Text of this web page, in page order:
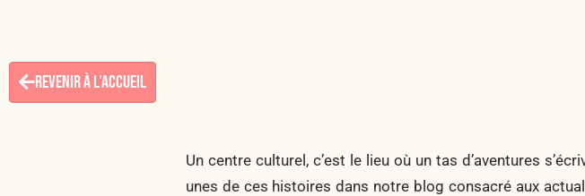
REVENIR À L'ACCUEIL
Un centre culturel, c’est le lieu où un tas d’aventures
unes de ces histoires dans notre blog consacré aux